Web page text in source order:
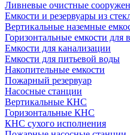
Ливневые очистные
Емкости и резервуары из
Вертикальные наземные
Горизонтальные емкости для
Емкости для канализации
Емкости для питьевой воды
Накопительные емкости
Пожарный резервуар
Насосные станции
Вертикальные КНС
Горизонтальные КНС
КНС сухого исполнения